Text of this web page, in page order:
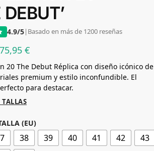
DEBUT’
4.9/5| Basado en más de 1200 reseñas
75,95€
20 The Debut Réplica con diseño icónico de
premium y estilo inconfundible. El
para destacar.
(EU)
38 39 40 41 42
43